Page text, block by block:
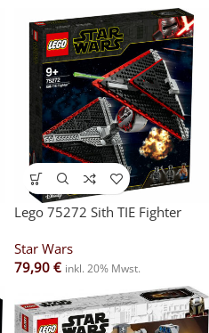
Lego 75272 Sith TIE Fighter
Star Wars
79,90 € inkl. 20% Mwst.